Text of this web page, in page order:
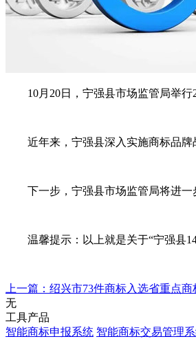
10月20日，宁强县市场监管局举行
近年来，宁强县深入实施商标品牌战
下一步，宁强县市场监管局将进一步
温馨提示：以上就是关于“宁强县
上一篇：绍兴市73件商标入选省重点
无
工具产品
智能商标申报系统 智能商标交易管理